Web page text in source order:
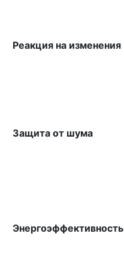
Реакция на изменения
Защита от шума
Энергоэффективность